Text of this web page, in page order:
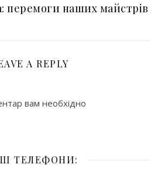
перемоги наших майстрів
A REPLY
вам необхідно
ТЕЛЕФОНИ: